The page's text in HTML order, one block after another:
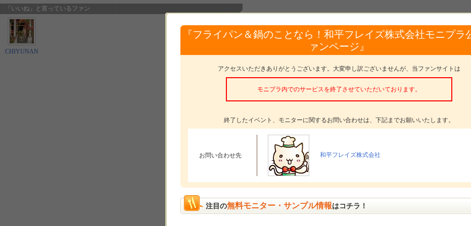
『フライパン＆鍋のことなら！和平フレイズ株式会社モニプラ
ァンページ』
アクセスいただきありがとうございます。大変申し訳ございませんが、当ファンサイトは
モニプラ内でのサービスを終了させていただいております。
終了したイベント、モニターに関するお問い合わせは、下記までお願いいたします。
お問い合わせ先 和平フレイズ株式会社
注目の無料モニター・サンプル情報はコチラ！
「いいね」と言っているファン
CHIYUNAN